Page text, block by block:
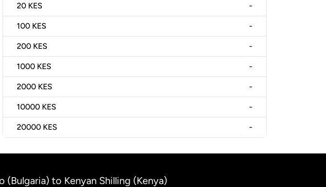
20 KES -
100 KES -
200 KES -
1000 KES -
2000 KES -
10000 KES -
20000 KES -
(Bulgaria) to Kenyan Shilling (Kenya)